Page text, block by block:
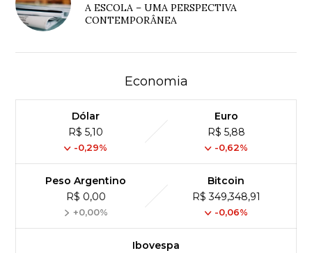
A ESCOLA – UMA PERSPECTIVA
CONTEMPORÂNEA
Economia
Dólar
R$ 5,10
-0,29%
Euro
R$ 5,88
-0,62%
Peso Argentino
R$ 0,00
+0,00%
Bitcoin
R$ 349,348,91
-0,06%
Ibovespa